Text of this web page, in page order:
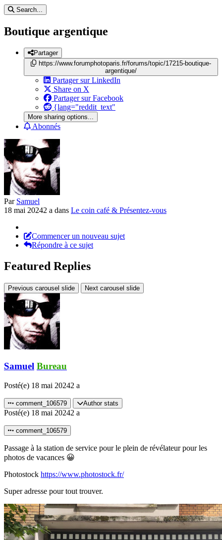
Search...
Boutique argentique
Partager
https://www.forumphotoparis.fr/forums/topic/17215-boutique-
argentique/
Partager sur LinkedIn
Share on X
Partager sur Facebook
{lang="reddit_text"
More sharing options...
Abonnés
Par Samuel
18 mai 20242 a dans Le coin café & Présentez-vous
Commencer un nouveau sujet
Répondre à ce sujet
Featured Replies
Previous carousel slide Next carousel slide
Samuel Bureau
Posté(e) 18 mai 20242 a
comment_106579 Author stats
Posté(e) 18 mai 20242 a
comment_106579
Passage à la station de service pour le plein de révélateur pour les
photos de vacances 😀
Photostock https://www.photostock.fr/
Super adresse pour tout trouver.